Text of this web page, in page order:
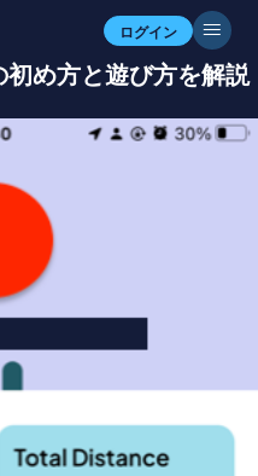
ログイン
め方と遊び方を解説